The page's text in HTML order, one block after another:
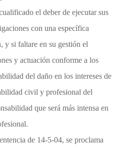
el deber de ejecutar sus
con una específica
y si faltare en su gestión el
y actuación conforme a los
del daño en los intereses de
civil y profesional del
que será más intensa en
de 14-5-04, se proclama